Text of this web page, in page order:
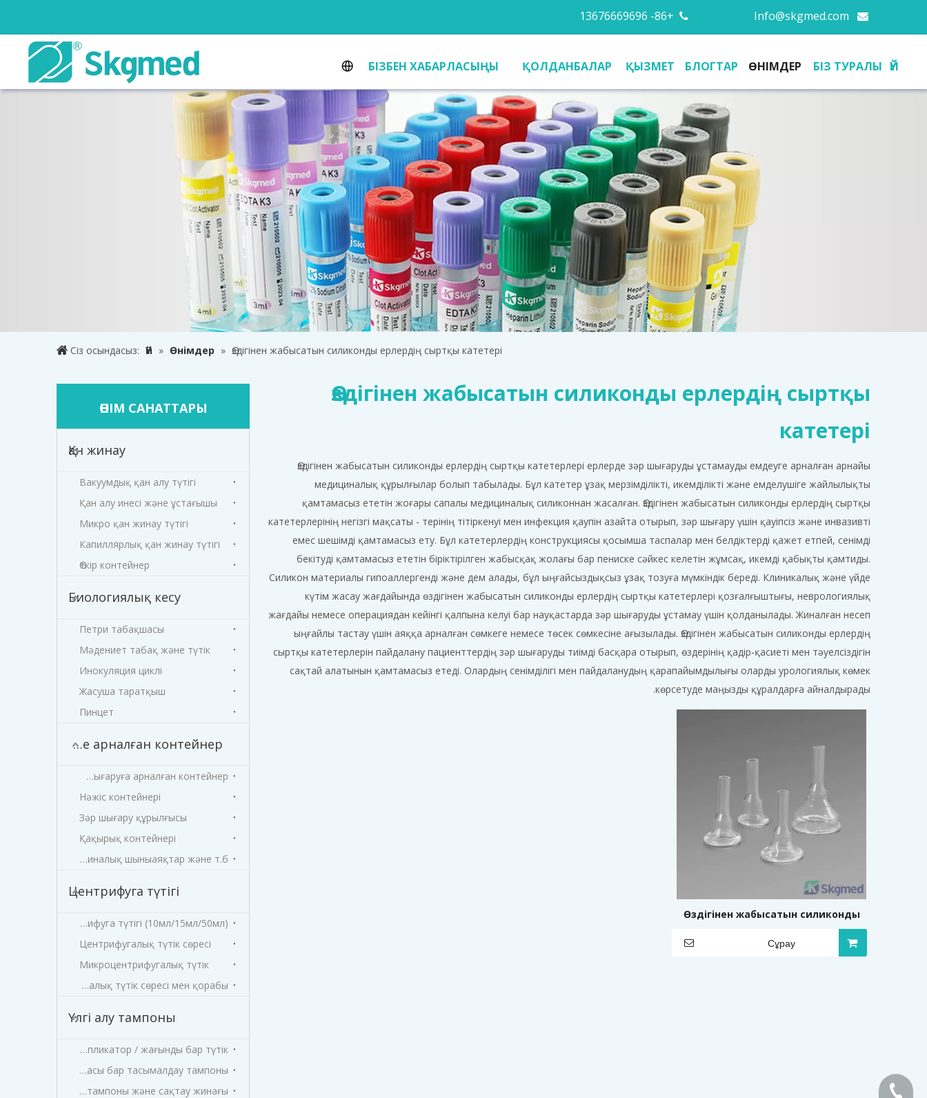

+86- 13676669696 
Info@skgmed.com
ҮЙ
БІЗ ТУРАЛЫ
ӨНІМДЕР
БЛОГТАР
ҚЫЗМЕТ
ҚОЛДАНБАЛАР
БІЗБЕН ХАБАРЛАСЫҢЫ
Сіз осындасыз: Үй » Өнімдер » Өздігінен жабысатын силиконды ерлердің сыртқы катетері
ӨНІМ САНАТТАРЫ
Қан жинау
Вакуумдық қан алу түтігі
Қан алу инесі және ұстағышы
Микро қан жинау түтігі
Капиллярлық қан жинау түтігі
Өткір контейнер
Биологиялық кесу
Петри табақшасы
Мәдениет табақ және түтік
Инокуляция циклі
Жасуша таратқыш
Пинцет
Үлгіге арналған контейнер
Зәр шығаруға арналған контейнер
Нәжіс контейнері
Зәр шығару құрылғысы
Қақырық контейнері
Медициналық шыныаяқтар және т.б
Центрифуга түтігі
Центрифуга түтігі (10мл/15мл/50мл)
Центрифугалық түтік сөресі
Микроцентрифугалық түтік
Микроцентрифугалық түтік сөресі мен қорабы
Үлгі алу тампоны
Аппликатор / жағынды бар түтік
Ортасы бар тасымалдау тампоны
Вирус сынамаларын алу тампоны және сақтау жинағы
Өздігінен жабысатын силиконды ерлердің сыртқы
катетері
Өздігінен жабысатын силиконды ерлердің сыртқы катетерлері ерлерде зәр шығаруды ұстамауды емдеуге арналған арнайы
медициналық құрылғылар болып табылады. Бұл катетер ұзақ мерзімділікті, икемділікті және емделушіге жайлылықты
қамтамасыз ететін жоғары сапалы медициналық силиконнан жасалған. Өздігінен жабысатын силиконды ерлердің сыртқы
катетерлерінің негізгі мақсаты - терінің тітіркенуі мен инфекция қаупін азайта отырып, зәр шығару үшін қауіпсіз және инвазивті
емес шешімді қамтамасыз ету. Бұл катетерлердің конструкциясы қосымша таспалар мен белдіктерді қажет етпей, сенімді
бекітуді қамтамасыз ететін біріктірілген жабысқақ жолағы бар пениске сәйкес келетін жұмсақ, икемді қабықты қамтиды.
Силикон материалы гипоаллергенді және дем алады, бұл ыңғайсыздықсыз ұзақ тозуға мүмкіндік береді. Клиникалық және үйде
күтім жасау жағдайында өздігінен жабысатын силиконды ерлердің сыртқы катетерлері қозғалғыштығы, неврологиялық
жағдайы немесе операциядан кейінгі қалпына келуі бар науқастарда зәр шығаруды ұстамау үшін қолданылады. Жиналған несеп
ыңғайлы тастау үшін аяққа арналған сөмкеге немесе төсек сөмкесіне ағызылады. Өздігінен жабысатын силиконды ерлердің
сыртқы катетерлерін пайдалану пациенттердің зәр шығаруды тиімді басқара отырып, өздерінің қадір-қасиеті мен тәуелсіздігін
сақтай алатынын қамтамасыз етеді. Олардың сенімділігі мен пайдаланудың қарапайымдылығы оларды урологиялық көмек
көрсетуде маңызды құралдарға айналдырады.
Өздігінен жабысатын силиконды
ерлердің сыртқы катетері
Сұрау
0086-576 8403